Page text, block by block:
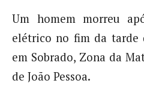
Um homem morreu
elétrico no fim da tarde
em Sobrado, Zona da
de João Pessoa.